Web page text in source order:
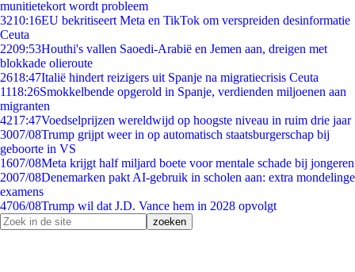
munitietekort wordt probleem
3210:16EU bekritiseert Meta en TikTok om verspreiden desinformatie
Ceuta
2209:53Houthi's vallen Saoedi-Arabië en Jemen aan, dreigen met
blokkade olieroute
2618:47Italië hindert reizigers uit Spanje na migratiecrisis Ceuta
1118:26Smokkelbende opgerold in Spanje, verdienden miljoenen aan
migranten
4217:47Voedselprijzen wereldwijd op hoogste niveau in ruim drie jaar
3007/08Trump grijpt weer in op automatisch staatsburgerschap bij
geboorte in VS
1607/08Meta krijgt half miljard boete voor mentale schade bij jongeren
2007/08Denemarken pakt AI-gebruik in scholen aan: extra mondelinge
examens
4706/08Trump wil dat J.D. Vance hem in 2028 opvolgt